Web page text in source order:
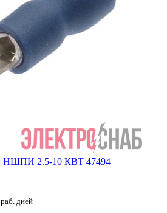
НШПИ 2.5-10 КВТ 47494
дней